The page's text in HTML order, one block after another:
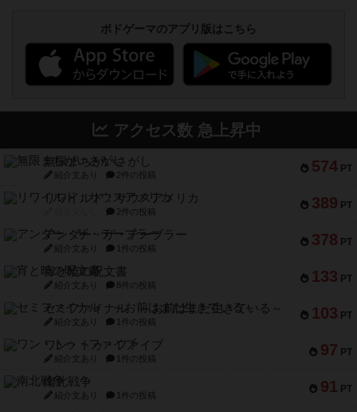
ボドゲーマのアプリ版はこちら
アクセス数 急上昇中
574 PT
無限まちがいさがし
紹介文あり 2件の投稿
389 PT
リワイルド：サウスアメリカ
2件の投稿
378 PT
アンダー・ザ・テーブラー
紹介文あり 1件の投稿
133 PT
宵と暁の呪文書
紹介文あり 8件の投稿
103 PT
セミファイナル ～お前はまだ生きている～
紹介文あり 1件の投稿
97 PT
ワン・トゥ・ファイブ
紹介文あり 1件の投稿
91 PT
南北戦争
紹介文あり 1件の投稿